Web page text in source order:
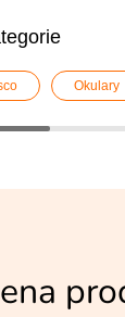
Okulary